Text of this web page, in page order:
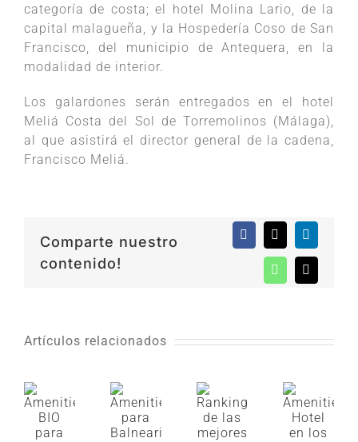
categoría de costa; el hotel Molina Lario, de la
capital malagueña, y la Hospedería Coso de San
Francisco, del municipio de Antequera, en la
modalidad de interior.
Los galardones serán entregados en el hotel
Meliá Costa del Sol de Torremolinos (Málaga),
al que asistirá el director general de la cadena,
Francisco Meliá.
Comparte nuestro
contenido!
Facebook
X LinkedIn
WhatsApp
Correo
Artículos relacionados